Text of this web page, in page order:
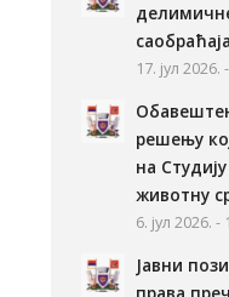
саобраћаја
17. јул 2026.
решењу
на
животну
6. јул 2026. -
Јавни